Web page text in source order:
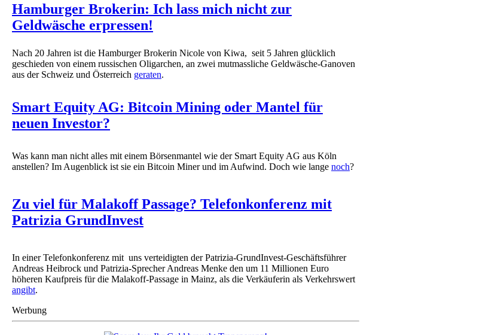
Hamburger Brokerin: Ich lass mich nicht zur
Geldwäsche erpressen!
Nach 20 Jahren ist die Hamburger Brokerin Nicole von Kiwa, seit 5 Jahren glücklich
geschieden von einem russischen Oligarchen, an zwei mutmassliche Geldwäsche-Ganoven
aus der Schweiz und Österreich geraten.
Smart Equity AG: Bitcoin Mining oder Mantel für
neuen Investor?
Was kann man nicht alles mit einem Börsenmantel wie der Smart Equity AG aus Köln
anstellen? Im Augenblick ist sie ein Bitcoin Miner und im Aufwind. Doch wie lange noch?
Zu viel für Malakoff Passage? Telefonkonferenz mit
Patrizia GrundInvest
In einer Telefonkonferenz mit uns verteidigten der Patrizia-GrundInvest-Geschäftsführer
Andreas Heibrock und Patrizia-Sprecher Andreas Menke den um 11 Millionen Euro
höheren Kaufpreis für die Malakoff-Passage in Mainz, als die Verkäuferin als Verkehrswert
angibt.
Werbung